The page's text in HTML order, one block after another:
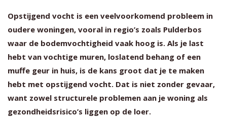
Opstijgend vocht is een veelvoorkomend probleem in
oudere woningen, vooral in regio’s zoals Pulderbos
waar de bodemvochtigheid vaak hoog is. Als je last
hebt van vochtige muren, loslatend behang of een
muffe geur in huis, is de kans groot dat je te maken
hebt met opstijgend vocht. Dat is niet zonder gevaar,
want zowel structurele problemen aan je woning als
gezondheidsrisico’s liggen op de loer.